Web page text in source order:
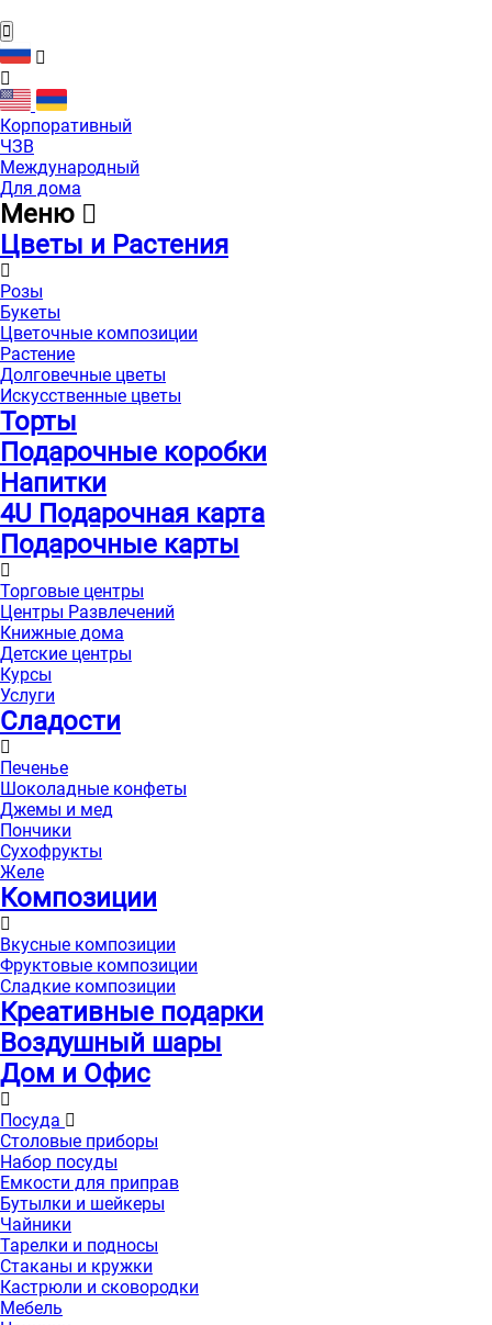
Корпоративный
ЧЗВ
Международный
Для дома
Меню
Цветы и Растения
Розы
Букеты
Цветочные композиции
Растение
Долговечные цветы
Искусственные цветы
Торты
Подарочные коробки
Напитки
4U Подарочная карта
Подарочные карты
Торговые центры
Центры Развлечений
Книжные дома
Детские центры
Курсы
Услуги
Сладости
Печенье
Шоколадные конфеты
Джемы и мед
Пончики
Сухофрукты
Желе
Композиции
Вкусные композиции
Фруктовые композиции
Сладкие композиции
Креативные подарки
Воздушный шары
Дом и Офис
Посуда
Столовые приборы
Набор посуды
Емкости для приправ
Бутылки и шейкеры
Чайники
Тарелки и подносы
Стаканы и кружки
Кастрюли и сковородки
Мебель